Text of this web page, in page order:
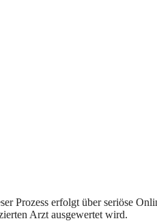
Prozess erfolgt über seriöse
Arzt ausgewertet wird.